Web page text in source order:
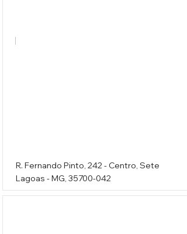
Eletrogomes
R. Fernando Pinto, 242 - Centro, Sete
Lagoas - MG, 35700-042